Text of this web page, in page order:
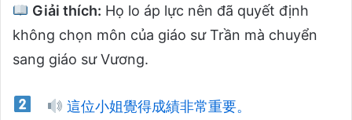
Giải thích: Họ lo áp lực nên đã quyết định
không chọn môn của giáo sư Trần mà chuyển
sang giáo sư Vương.
這位小姐覺得成績非常重要。